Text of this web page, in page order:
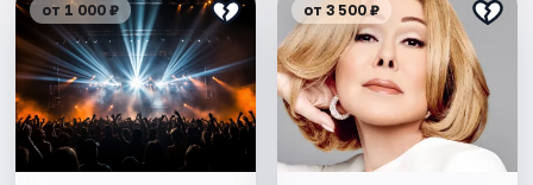
от 1 000 ₽ от 3 500 ₽